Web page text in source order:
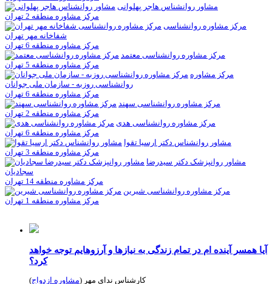
مشاور روانشناس هاجر پهلوانی
مرکز مشاوره منطقه 2 تهران
مرکز مشاوره روانشناسی
شفاخانه مهر تهران
مرکز مشاوره منطقه 6 تهران
مرکز مشاوره روانشناسی معتمد
مرکز مشاوره منطقه 5 تهران
مرکز مشاوره
روانشناسی روزبه - سازمان ملی جوانان
مرکز مشاوره منطقه 6 تهران
مرکز مشاوره روانشناسی سهند
مرکز مشاوره منطقه 2 تهران
مرکز مشاوره روانشناسی هدی
مرکز مشاوره منطقه 6 تهران
مشاور روانشناس دکتر ارسیا تقوا
مرکز مشاوره منطقه 3 تهران
مشاور روانپزشک دکتر سیدرضا
سجادیان
مرکز مشاوره منطقه 14 تهران
مرکز مشاوره روانشناسی شیرین
مرکز مشاوره منطقه 1 تهران
آیا همسر آینده ام در تمام زندگی به نیازها و آرزوهایم توجه خواهد
کرد؟
کارشناس ندای مهر (مشاوره ازدواج)